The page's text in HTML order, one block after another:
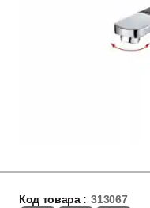
Код товара : 313067